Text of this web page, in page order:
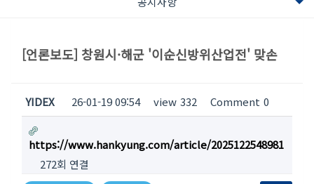
업계소식
[언론보도] 창원시·해군 '이순신방위산업전' 맞손
YIDEX 26-01-19 09:54 view 332 Comment 0
https://www.hankyung.com/article/2025122548981
272회 연결